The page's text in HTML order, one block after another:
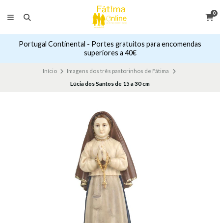
0
Portugal Continental - Portes gratuitos para encomendas
superiores a 40€
Início
Imagens dos três pastorinhos de Fátima
Lúcia dos Santos de 15 a 30 cm